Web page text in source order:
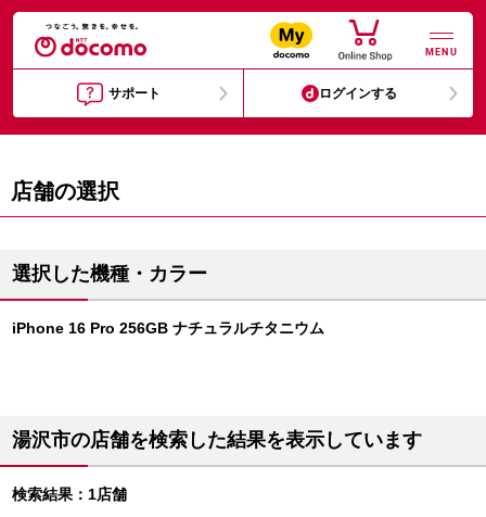
MENU
サポート ログインする
店舗の選択
選択した機種・カラー
iPhone 16 Pro 256GB ナチュラルチタニウム
湯沢市の店舗を検索した結果を表示しています
検索結果：1店舗